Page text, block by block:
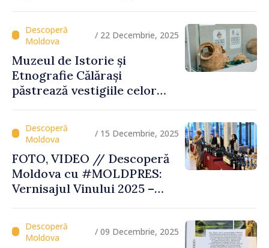
/ 22 Decembrie, 2025
Muzeul de Istorie și
Etnografie Călărași
păstrează vestigiile celor
/ 15 Decembrie, 2025
FOTO, VIDEO // Descoperă
Moldova cu #MOLDPRES:
Vernisajul Vinului 2025 –
semnul Vinului Moldovei
/ 09 Decembrie, 2025